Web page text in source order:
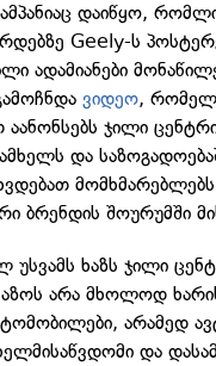
დაიწყო,
Geely-ს
ადამიანები
ვიდეო,
ჯილი
და
მომხმარებლებს
ბრენდის შოურუმში
უსვამს ხაზს ჯილი
არა მხოლოდ
არამედ
და